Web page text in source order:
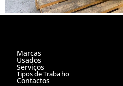
Marcas
Usados
Serviços
Tipos de Trabalho
Contactos